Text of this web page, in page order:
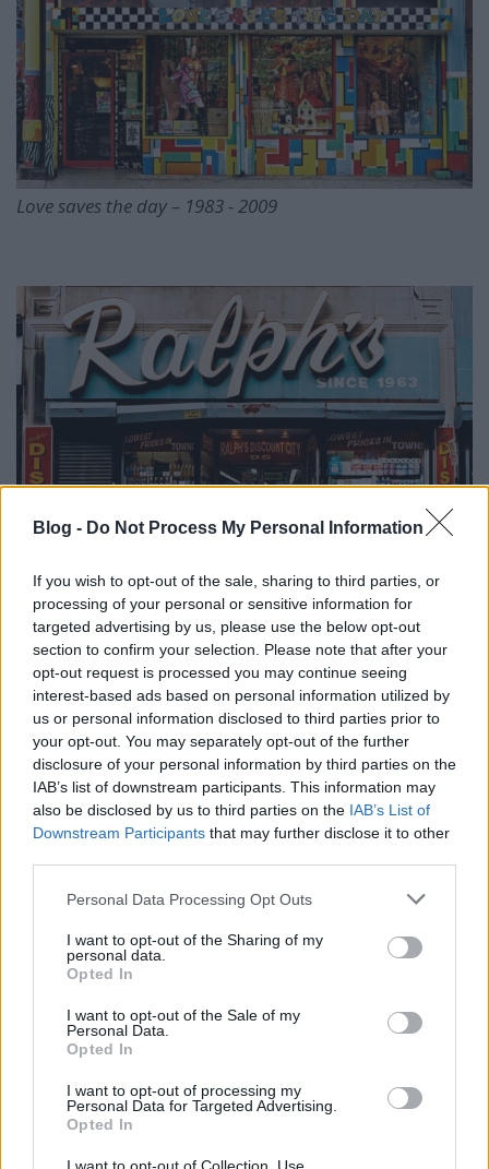
Blog - Do Not Process My Personal Information
If you wish to opt-out of the sale, sharing to third parties, or
processing of your personal or sensitive information for
targeted advertising by us, please use the below opt-out
section to confirm your selection. Please note that after your
opt-out request is processed you may continue seeing
interest-based ads based on personal information utilized by
us or personal information disclosed to third parties prior to
your opt-out. You may separately opt-out of the further
disclosure of your personal information by third parties on the
IAB’s list of downstream participants. This information may
also be disclosed by us to third parties on the IAB’s List of
Downstream Participants that may further disclose it to other
Please note that this website/app uses one or more Google
not limited to your visit or usage behaviour. You may click to
grant or deny consent to Google and its third-party tags to
use your data for below specified purposes in below Google
consent section.
Personal Data Processing Opt Outs
I want to opt-out of the Sharing of my
personal data.
Opted In
I want to opt-out of the Sale of my
Personal Data.
Opted In
I want to opt-out of processing my
Personal Data for Targeted Advertising.
Opted In
Love saves the day – 1983 - 2009
Ralph's – 1963 - 2007
Katz's Delicatesssen – 1888 óta nyitva